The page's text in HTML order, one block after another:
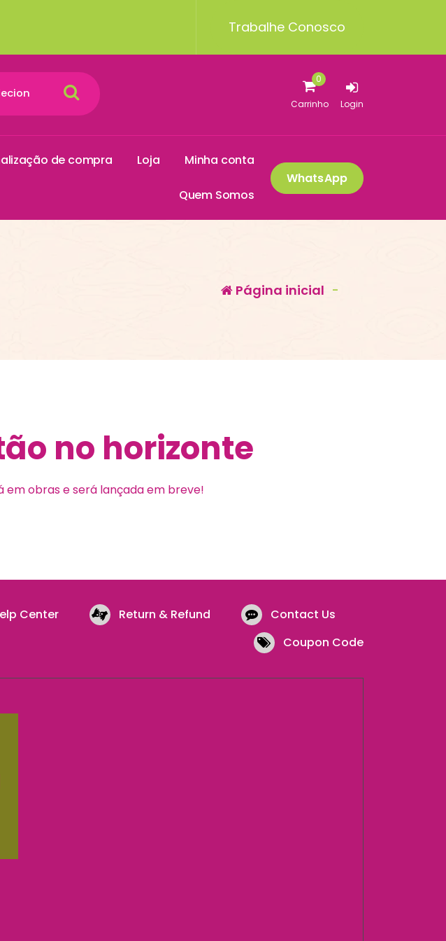
Trabalhe Conosco
0
Carrinho Login
alização de compra Loja Minha conta
Quem Somos
WhatsApp
Página inicial -
no horizonte
em obras e será lançada em breve!
Center Return & Refund
Contact Us
Coupon Code